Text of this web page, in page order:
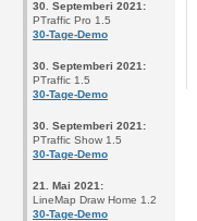
30. Septemberi 2021:
PTraffic Pro 1.5
30-Tage-Demo
30. Septemberi 2021:
PTraffic 1.5
30-Tage-Demo
30. Septemberi 2021:
PTraffic Show 1.5
30-Tage-Demo
21. Mai 2021:
LineMap Draw Home 1.2
30-Tage-Demo